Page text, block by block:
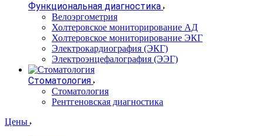
Функциональная диагностика
Велоэргометрия
Холтеровское мониторирование АД
Холтеровское мониторирование ЭКГ
Электрокардиография (ЭКГ)
Электроэнцефалография (ЭЭГ)
Стоматология
Стоматология
Рентгеновская диагностика
Цены